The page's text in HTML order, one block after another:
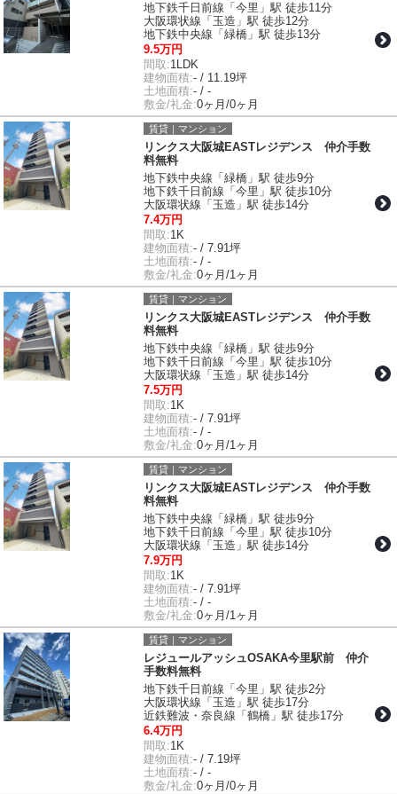
地下鉄千日前線「今里」駅 徒歩11分
大阪環状線「玉造」駅 徒歩12分
地下鉄中央線「緑橋」駅 徒歩13分
9.5万円
間取:1LDK
建物面積:- / 11.19坪
土地面積:- / -
敷金/礼金:0ヶ月/0ヶ月
賃貸｜マンション
リンクス大阪城EASTレジデンス 仲介手数
料無料
地下鉄中央線「緑橋」駅 徒歩9分
地下鉄千日前線「今里」駅 徒歩10分
大阪環状線「玉造」駅 徒歩14分
7.4万円
間取:1K
建物面積:- / 7.91坪
土地面積:- / -
敷金/礼金:0ヶ月/1ヶ月
賃貸｜マンション
リンクス大阪城EASTレジデンス 仲介手数
料無料
地下鉄中央線「緑橋」駅 徒歩9分
地下鉄千日前線「今里」駅 徒歩10分
大阪環状線「玉造」駅 徒歩14分
7.5万円
間取:1K
建物面積:- / 7.91坪
土地面積:- / -
敷金/礼金:0ヶ月/1ヶ月
賃貸｜マンション
リンクス大阪城EASTレジデンス 仲介手数
料無料
地下鉄中央線「緑橋」駅 徒歩9分
地下鉄千日前線「今里」駅 徒歩10分
大阪環状線「玉造」駅 徒歩14分
7.9万円
間取:1K
建物面積:- / 7.91坪
土地面積:- / -
敷金/礼金:0ヶ月/1ヶ月
賃貸｜マンション
レジュールアッシュOSAKA今里駅前 仲介
手数料無料
地下鉄千日前線「今里」駅 徒歩2分
大阪環状線「玉造」駅 徒歩17分
近鉄難波・奈良線「鶴橋」駅 徒歩17分
6.4万円
間取:1K
建物面積:- / 7.19坪
土地面積:- / -
敷金/礼金:0ヶ月/0ヶ月